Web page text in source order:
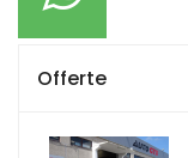
Offerte